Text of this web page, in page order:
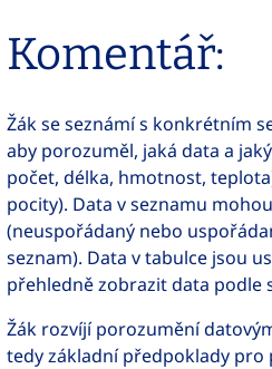
Komentář:
Žák se seznámí s konkrétním
aby porozuměl, jaká data a
počet, délka, hmotnost,
pocity). Data v seznamu
(neuspořádaný nebo
seznam). Data v tabulce jsou
přehledně zobrazit data podle
Žák rozvíjí porozumění
tedy základní předpoklady pro